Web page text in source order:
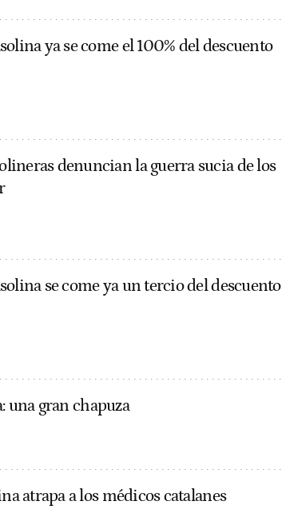
ya se come el 100% del descuento
denuncian la guerra sucia de los
se come ya un tercio del descuento
una gran chapuza
atrapa a los médicos catalanes